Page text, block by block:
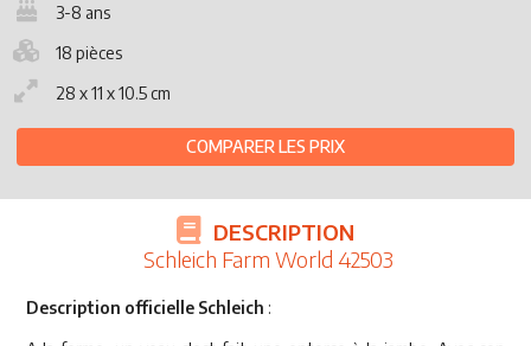
3-8 ans
18 pièces
28 x 11 x 10.5 cm
COMPARER LES PRIX
DESCRIPTION
Schleich Farm World 42503
Description officielle Schleich :